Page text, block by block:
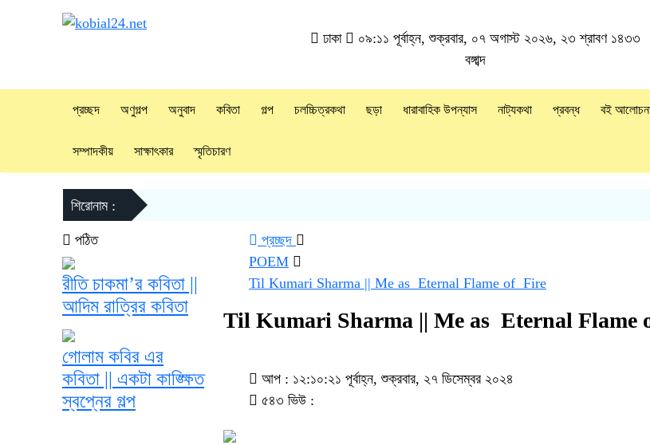
ঢাকা
০৯:১১ পূর্বাহ্ন, শুক্রবার, ০৭ অগাস্ট ২০২৬, ২৩ শ্রাবণ ১৪৩৩
বঙ্গাব্দ
প্রচ্ছদ অণুগল্প অনুবাদ কবিতা গল্প চলচ্চিত্রকথা ছড়া ধারাবাহিক উপন্যাস নাট্যকথা প্রবন্ধ বই
সম্পাদকীয় সাক্ষাৎকার স্মৃতিচারণ
শিরোনাম :
প্রচ্ছদ
POEM
Til Kumari Sharma || Me as Eternal Flame of Fire
Til Kumari Sharma || Me as Eternal Flame
আপ : ১২:১০:২১ পূর্বাহ্ন, শুক্রবার, ২৭ ডিসেম্বর ২০২৪
৫৪৩ ভিউ :
পঠিত
রীতি চাকমা’র কবিতা ||
আদিম রাত্রির কবিতা
গোলাম কবির এর
কবিতা || একটা কাঙ্ক্ষিত
স্বপ্নের গল্প